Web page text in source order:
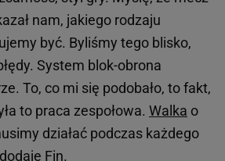
nam, jakiego rodzaju
być. Byliśmy tego blisko,
System blok-obrona
To, co mi się podobało, to fakt,
to praca zespołowa. Walka o
działać podczas każdego
Fin.